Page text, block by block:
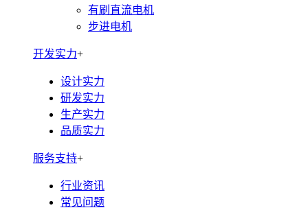
有刷直流电机
步进电机
开发实力+
设计实力
研发实力
生产实力
品质实力
服务支持+
行业资讯
常见问题